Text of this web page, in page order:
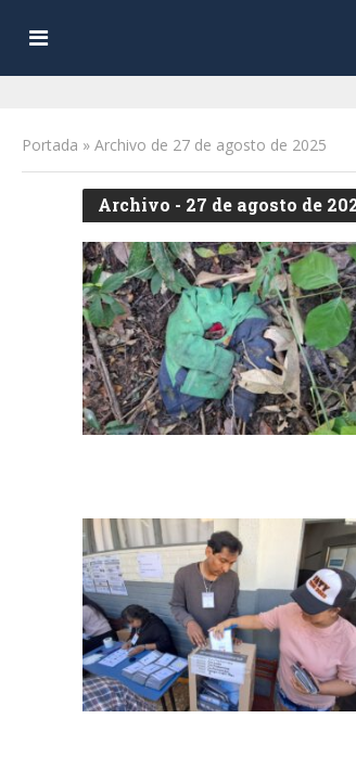
Portada » Archivo de 27 de agosto de 2025
Archivo - 27 de agosto de